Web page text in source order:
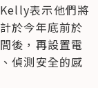
表示他們將
於今年底前於
後，再設置電
偵測安全的感